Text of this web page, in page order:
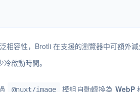
相容性，Brotli 在支援的瀏覽器中可額外
啟動時間。
@nuxt/image 模組自動轉換為 WebP